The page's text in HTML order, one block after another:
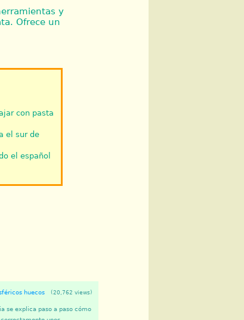
y
Ofrece un
con pasta
el sur de
el español
(20,762 views)
huecos
se explica paso a paso cómo